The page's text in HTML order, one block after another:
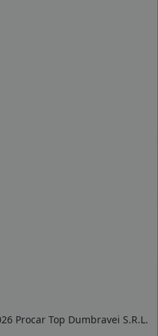
Procar Top Dumbravei S.R.L.